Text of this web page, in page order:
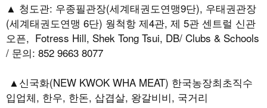
▲ 청도관: 우종필관장(세계태권도연맹9단), 우태권관장
(세계태권도연맹 6단) 웡척항 제4관, 제 5관 센트럴 신관
오픈, Fotress Hill, Shek Tong Tsui, DB/ Clubs & Schools
/ 문의: 852 9663 8077
▲신국화(NEW KWOK WHA MEAT) 한국농장최초직수
입업체, 한우, 한돈, 삽겹살, 왕갈비비, 국거리